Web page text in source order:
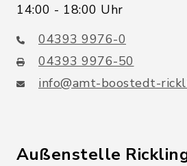
14:00 - 18:00 Uhr
04393 9976-0
04393 9976-50
info@amt-boostedt-
Außenstelle